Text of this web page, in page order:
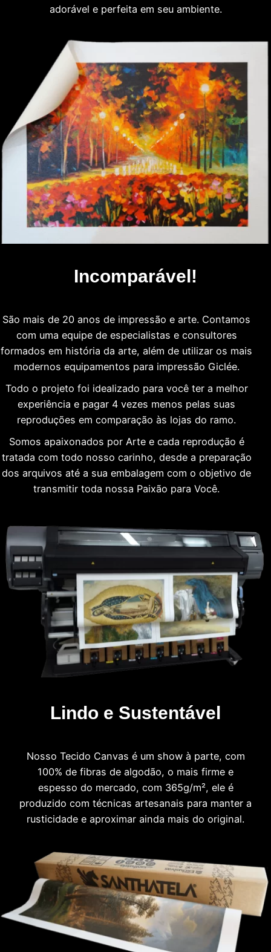
adorável e perfeita em seu ambiente.
Incomparável!
São mais de 20 anos de impressão e arte. Contamos
com uma equipe de especialistas e consultores
formados em história da arte, além de utilizar os mais
modernos equipamentos para impressão Giclée.
Todo o projeto foi idealizado para você ter a melhor
experiência e pagar 4 vezes menos pelas suas
reproduções em comparação às lojas do ramo.
Somos apaixonados por Arte e cada reprodução é
tratada com todo nosso carinho, desde a preparação
dos arquivos até a sua embalagem com o objetivo de
transmitir toda nossa Paixão para Você.
Lindo e Sustentável
Nosso Tecido Canvas é um show à parte, com
100% de fibras de algodão, o mais firme e
espesso do mercado, com 365g/m², ele é
produzido com técnicas artesanais para manter a
rusticidade e aproximar ainda mais do original.